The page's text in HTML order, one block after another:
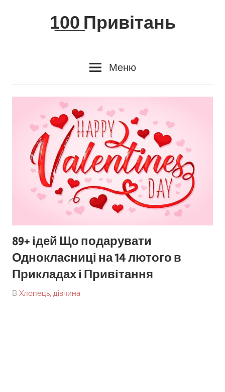
1̲0̲0̲ Привітань
Меню
89+ ідей Що подарувати
Однокласниці на 14 лютого в
Прикладах і Привітання
On
By
В Хлопець, дівчина